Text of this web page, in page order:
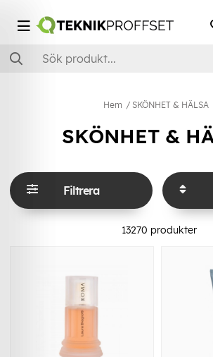
Hem SKÖNHET & HÄLSA
SKÖNHET &
Filtrera
13270 produkter